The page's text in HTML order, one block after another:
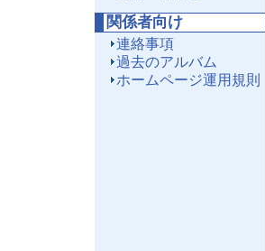
関係者向け
連絡事項
過去のアルバム
ホームページ運用規則